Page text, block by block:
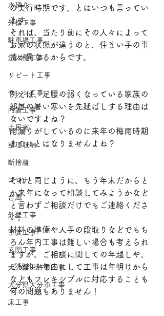
水廻り
外構工事
駐車場工事
法人様工事
リピート工事
サッシ工事
内装工事
古民家
整理収納
断捨離
コロナ
台風
外壁工事
塗装工事
玄関工事
大分県臼杵市工事
大分県大分市工事
床工事
の実行時期です。とはいつも言ってい
ます。
それは、当たり前にその人々によって
お家の状態が違うのと、住まい手の事
情が異なるからです。
例えば、足腰の弱くなっている家族の
部屋の暑い寒いを先延ばしする理由は
ないですよね？
雨漏りがしているのに来年の梅雨時期
までにとはなりませんよね？
それと同じように、もう年末だからと
か来年になって相談してみようかなど
と言わずご相談だけでもご連絡くださ
い。
材料の準備や人手の段取りなどでもち
ろん年内工事は難しい場合も考えられ
ますが、ご相談に関しての年越しや、
ご契約を年内にして工事は年明けから
などもフレキシブルに対応することも
何の問題もありません！